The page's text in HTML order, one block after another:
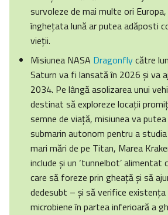
survoleze de mai multe ori
înghețata lună ar putea adăposti
vieții.
Misiunea NASA Dragonflycătre
Saturn va fi lansată în 2026 și va
2034. Pe lângă asolizarea unui
destinat să exploreze locații
semne de viață, misiunea va
submarin autonom pentru a
mari mări de pe Titan, Marea
include şi un ‘tunnelbot’ alimentat
care să foreze prin gheață și să
dedesubt – și să verifice
microbiene în partea inferioară a